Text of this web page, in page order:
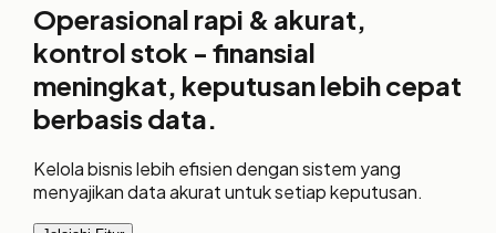
Operasional rapi & akurat,
kontrol stok - finansial
meningkat, keputusan lebih cepat
berbasis data.
Kelola bisnis lebih efisien dengan sistem yang
menyajikan data akurat untuk setiap keputusan.